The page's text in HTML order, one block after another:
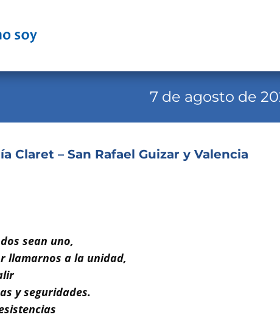
7 de agosto de
Claret – San Rafael Guizar y Valencia
sean uno,
llamarnos a la unidad,
y seguridades.